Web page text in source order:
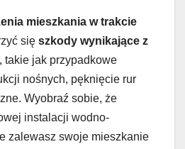
mieszkania w trakcie
się szkody wynikające z
, takie jak przypadkowe
nośnych, pęknięcie rur
Wyobraź sobie, że
instalacji wodno-
zalewasz swoje mieszkanie